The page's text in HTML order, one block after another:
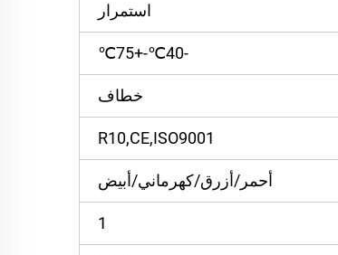
استمرار
-40℃-+75℃
خطاف
R10,CE,ISO9001
أحمر/أزرق/كهرماني/أبيض
1